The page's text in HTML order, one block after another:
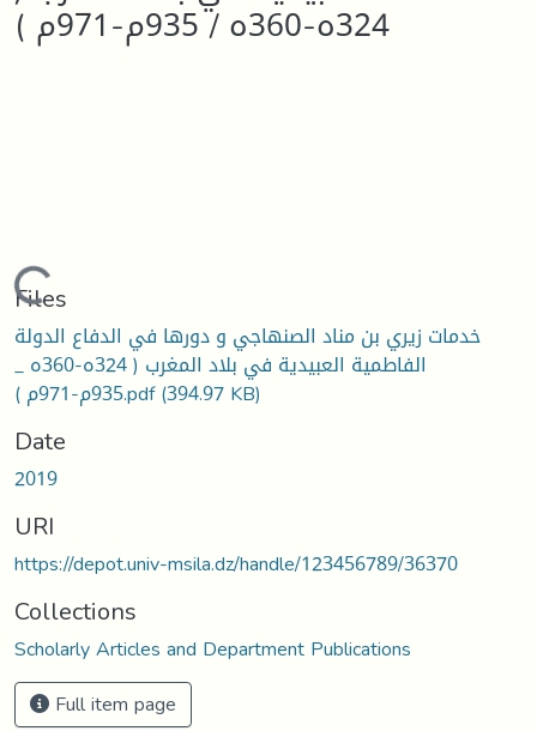
324ه-360ه / 935م-971م )
Loading...
Files
خدمات زيري بن مناد الصنهاجي و دورها في الدفاع الدولة
الفاطمية العبيدية في بلاد المغرب ( 324ه-360ه _
935م-971م ).pdf(394.97 KB)
Date
2019
URI
https://depot.univ-msila.dz/handle/123456789/36370
Collections
Scholarly Articles and Department Publications
Full item page